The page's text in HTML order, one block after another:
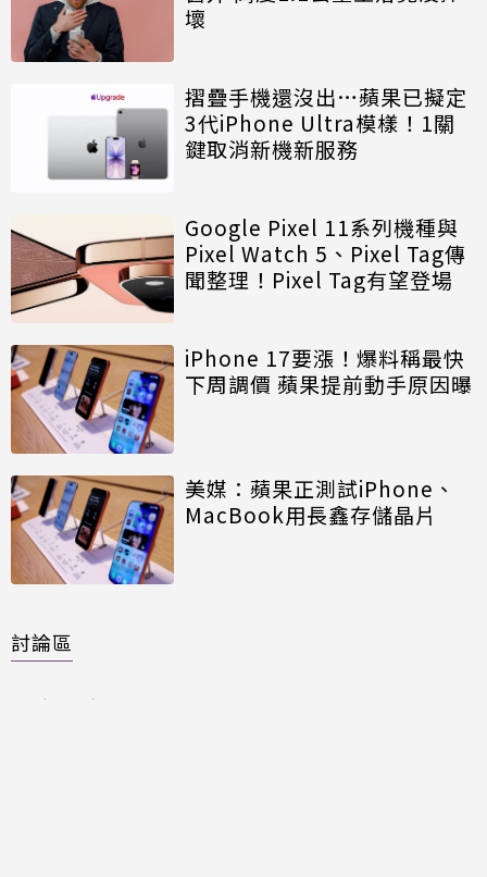
壞
摺疊手機還沒出…蘋果已擬定
3代iPhone Ultra模樣！1關
鍵取消新機新服務
Google Pixel 11系列機種與
Pixel Watch 5、Pixel Tag傳
聞整理！Pixel Tag有望登場
iPhone 17要漲！爆料稱最快
下周調價 蘋果提前動手原因曝
美媒：蘋果正測試iPhone、
MacBook用長鑫存儲晶片
討論區
共有 則留言